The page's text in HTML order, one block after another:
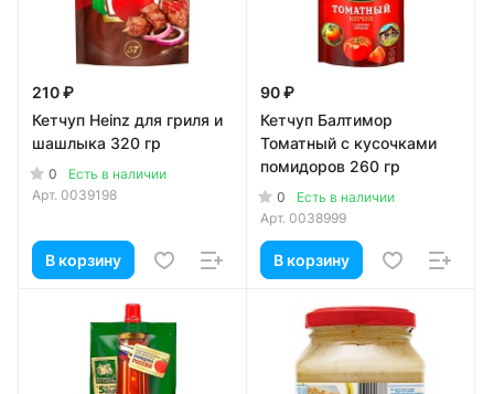
210 ₽
Кетчуп Heinz для гриля и
шашлыка 320 гр
0
Есть в наличии
Арт. 0039198
В корзину
90 ₽
Кетчуп Балтимор
Томатный с кусочками
помидоров 260 гр
0
Есть в наличии
Арт. 0038999
В корзину